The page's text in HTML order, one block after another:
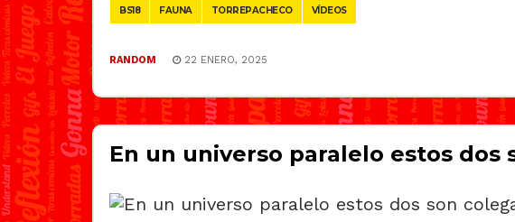
BS18 FAUNA TORREPACHECO VÍDEOS
RANDOM 22 ENERO, 2025
En un universo paralelo estos dos